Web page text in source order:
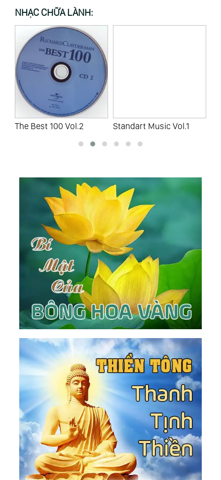
NHẠC CHỮA LÀNH:
The Best 100 Vol.2 Standart Music Vol.1